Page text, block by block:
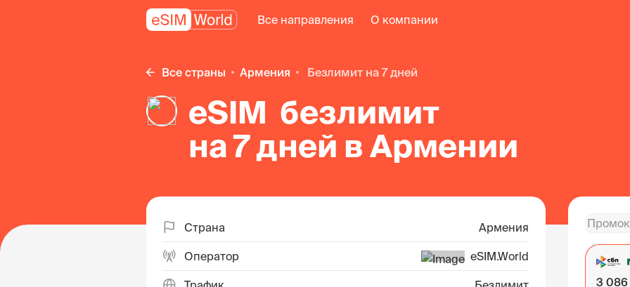
Все направления О компании
Все страны Армения безлимит на 7 дней
eSIM безлимит
на 7 дней в Армении
Страна Армения
Оператор eSIM.World
3 086